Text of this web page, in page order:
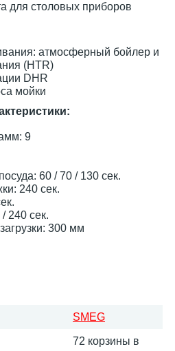
для столовых приборов
атмосферный бойлер и
(HTR)
DHR
мойки
9
60 / 70 / 130 сек.
240 сек.
240 сек.
300 мм
SMEG
72 корзины в